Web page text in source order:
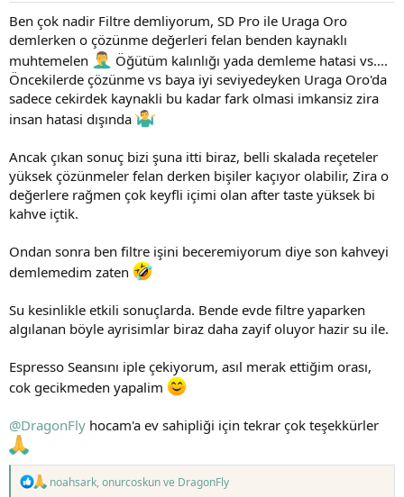
Ben çok nadir Filtre demliyorum, SD Pro ile Uraga Oro
demlerken o çözünme değerleri felan benden kaynaklı
muhtemelen
Öğütüm kalınlığı yada demleme hatasi vs....
Öncekilerde çözünme vs baya iyi seviyedeyken Uraga Oro'da
sadece cekirdek kaynakli bu kadar fark olmasi imkansiz zira
insan hatasi dışında
Ancak çıkan sonuç bizi şuna itti biraz, belli skalada reçeteler
yüksek çözünmeler felan derken bişiler kaçıyor olabilir, Zira o
değerlere rağmen çok keyfli içimi olan after taste yüksek bi
kahve içtik.
Ondan sonra ben filtre işini beceremiyorum diye son kahveyi
demlemedim zaten
Su kesinlikle etkili sonuçlarda. Bende evde filtre yaparken
algılanan böyle ayrisimlar biraz daha zayif oluyor hazir su ile.
Espresso Seansını iple çekiyorum, asıl merak ettiğim orası,
cok gecikmeden yapalim
@DragonFly hocam'a ev sahipliği için tekrar çok teşekkürler
T
noahsark,onurcoskunve DragonFly